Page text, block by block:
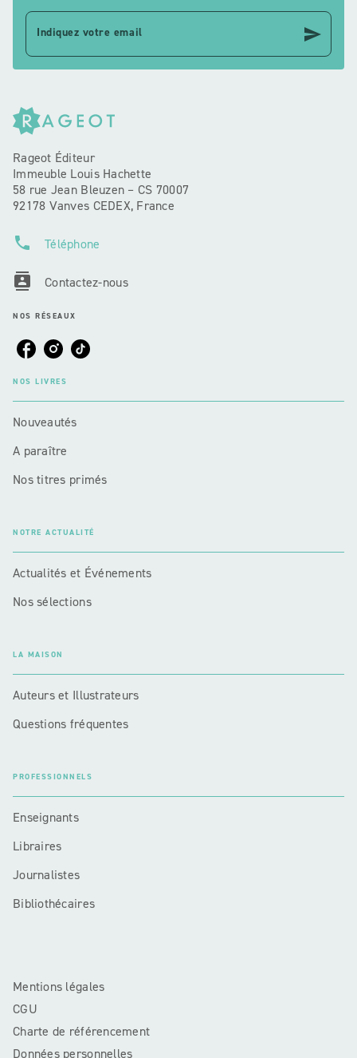
Indiquez votre email send
Rageot Éditeur
Immeuble Louis Hachette
58 rue Jean Bleuzen – CS 70007
92178 Vanves CEDEX, France
phone Téléphone
contacts Contactez-nous
NOS RÉSEAUX
NOS LIVRES
Nouveautés
A paraître
Nos titres primés
NOTRE ACTUALITÉ
Actualités et Événements
Nos sélections
LA MAISON
Auteurs et Illustrateurs
Questions fréquentes
PROFESSIONNELS
Enseignants
Libraires
Journalistes
Bibliothécaires
Mentions légales
CGU
Charte de référencement
Données personnelles